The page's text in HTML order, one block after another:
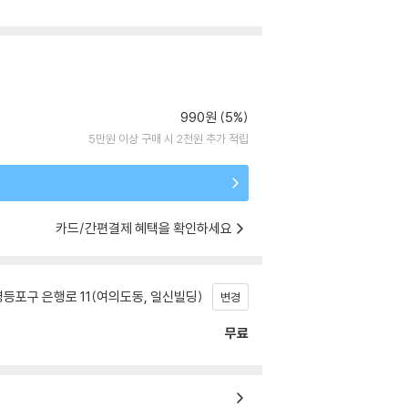
990원 (5%)
5만원 이상 구매 시 2천원 추가 적립
카드/간편결제 혜택을 확인하세요
포구 은행로 11(여의도동, 일신빌딩) 변경
무료